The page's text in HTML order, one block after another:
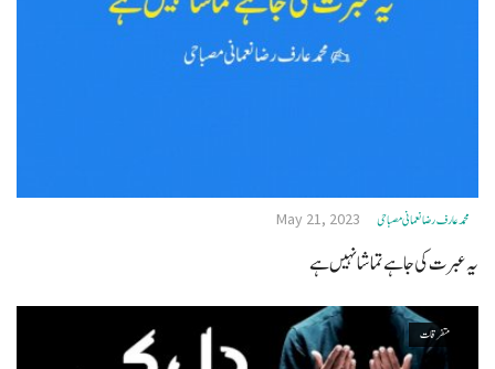
محمد عار ف رضا نعمانی مصباحی May 21, 2023
یہ عبرت کی جا ہے تماشا نہیں ہے
متفرقات